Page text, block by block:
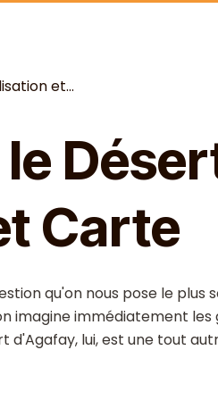
et...
Carte
qu'on nous pose le plus
imagine immédiatement les
d'Agafay, lui, est une tout